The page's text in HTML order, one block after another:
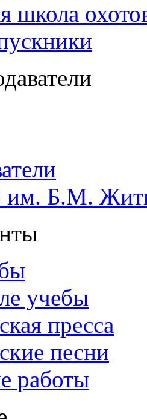
школа
Б.М.
учебы
пресса
песни
работы